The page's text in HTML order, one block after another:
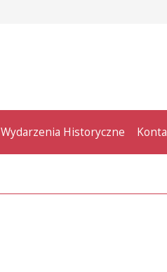
Wydarzenia Historyczne